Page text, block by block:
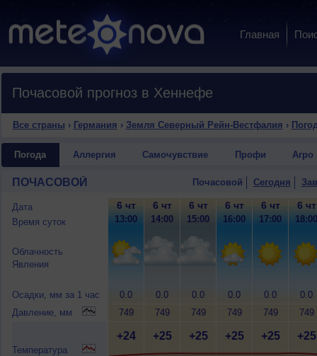
Главная
Почасовой прогноз в Хеннефе
Все страны › Германия › Земля Северный Рейн-Вестфалия ›
Погода Аллергия Самочувствие Профи Агро
ПОЧАСОВОЙ Почасовой Сегодня
Дата
Время суток
Облачность
Явления
Осадки, мм за 1 час
Давление, мм
Температура
6 чт
13:00
0.0
749
+24
6 чт
14:00
0.0
749
+25
6 чт
15:00
0.0
749
+25
6 чт
16:00
0.0
749
+25
6 чт
17:00
0.0
749
+25
6 чт
18:00
0.0
749
+25